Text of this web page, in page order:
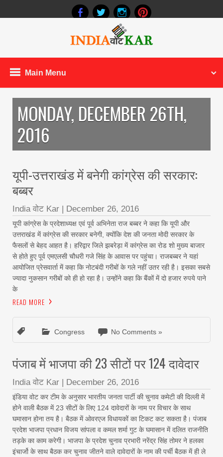
Main Menu
MONDAY, DECEMBER 26TH,
2016
यूपी-उत्तराखंड में बनेगी कांग्रेस की सरकार:
बब्बर
India वोट Kar December 26, 2016
यूपी कांग्रेस के प्रदेशाध्यक्ष एवं पूर्व अभिनेता राज बब्बर ने कहा कि यूपी और
उत्तराखंड में कांग्रेस की सरकार बनेगी, क्योंकि देश की जनता मोदी सरकार के
फैसलों से बेहद आहत है। हरिद्वार जिले झबरेड़ा में कांग्रेस का रोड शो मुख्य बाजार
से होते हुए पूर्व एमएलसी चौधरी गजे सिंह के आवास पर पहुंचा। राजबब्बर ने यहां
आयोजित प्रेसवार्ता में कहा कि नोटबंदी गरीबों के गले नहीं उतर रही है। इसका सबसे
ज्यादा नुकसान गरीबों को ही हो रहा है। उन्होंने कहा कि बैंकों में दो हजार रुपये पाने
के
READ MORE
Congress No Comments »
पंजाब में भाजपा की 23 सीटों पर 124 दावेदार
India वोट Kar December 26, 2016
इंडिया वोट कर टीम के अनुसार भारतीय जनता पार्टी की चुनाव कमेटी की दिल्ली में
होने वाली बैठक में 23 सीटों के लिए 124 दावेदारों के नाम पर विचार के साथ
घमासान होना तय है। बैठक में ओवरएज विधायकों का टिकट कट सकता है। पंजाब
प्रदेश भाजपा प्रधान विजय सांपला व कमल शर्मा गुट के घमासान में दलित राजनीति
तड़के का काम करेगी। भाजपा के प्रदेश चुनाव प्रभारी नरेंद्र सिंह तोमर ने हलका
इंचार्जो के साथ बैठक कर चुनाव जीतने वाले दावेदारों के नाम की पर्ची बैठक में ही ले